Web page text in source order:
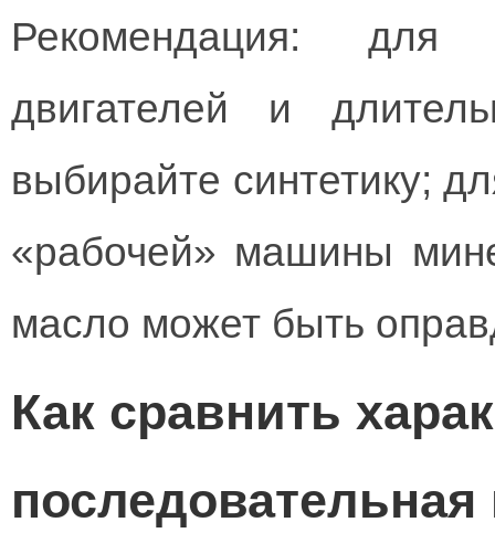
Рекомендация: для
двигателей и
выбирайте синтетику;
«рабочей» машины
масло может быть
Как сравнить
последовательная